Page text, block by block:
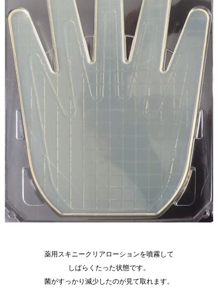
薬用スキニークリアローションを噴霧して
しばらくたった状態です。
菌がすっかり減少したのが見て取れます。